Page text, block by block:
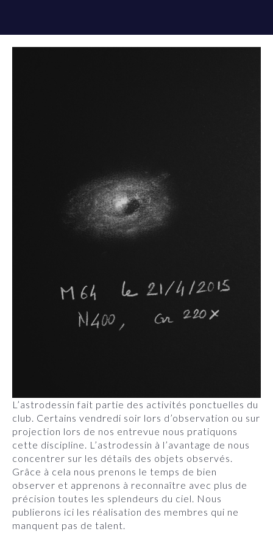
L’astrodessin fait partie des activités ponctuelles du
club. Certains vendredi soir lors d’observation ou sur
projection lors de nos entrevue nous pratiquons
cette discipline. L’astrodessin à l’avantage de nous
concentrer sur les détails des objets observés.
Grâce à cela nous prenons le temps de bien
observer et apprenons à reconnaître avec plus de
précision toutes les splendeurs du ciel. Nous
publierons ici les réalisation des membres qui ne
manquent pas de talent.